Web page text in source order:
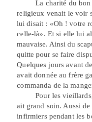
La charité du
religieux venait le voir
luidisait : «Oh ! votre
celle-là». Et si elle lui
mauvaise. Ainsi du
quitte pour se faire
Quelques jours avant
avait donnée au frère
commanda de la
Pour les
ait grand soin. Aussi de
infirmiers pendant les